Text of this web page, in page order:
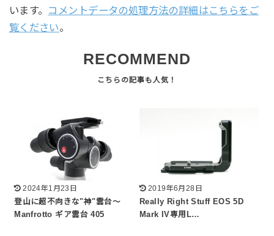
います。 コメントデータの処理方法の詳細はこちらをご
覧ください。
RECOMMEND
2024年1月23日
登山に超不向きな"神"雲台～
Manfrotto ギア雲台 405
2019年6月28日
Really Right Stuff EOS 5D
Mark IV専用L…